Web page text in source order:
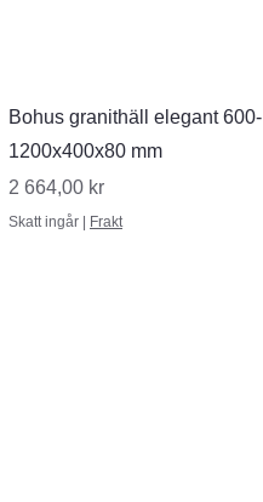
Snabbvisning
Bohus granithäll elegant 600-
1200x400x80 mm
Pris
2 664,00 kr
Skatt ingår | Frakt